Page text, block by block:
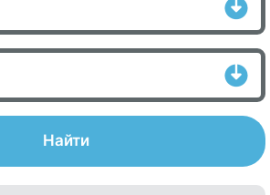
Найти